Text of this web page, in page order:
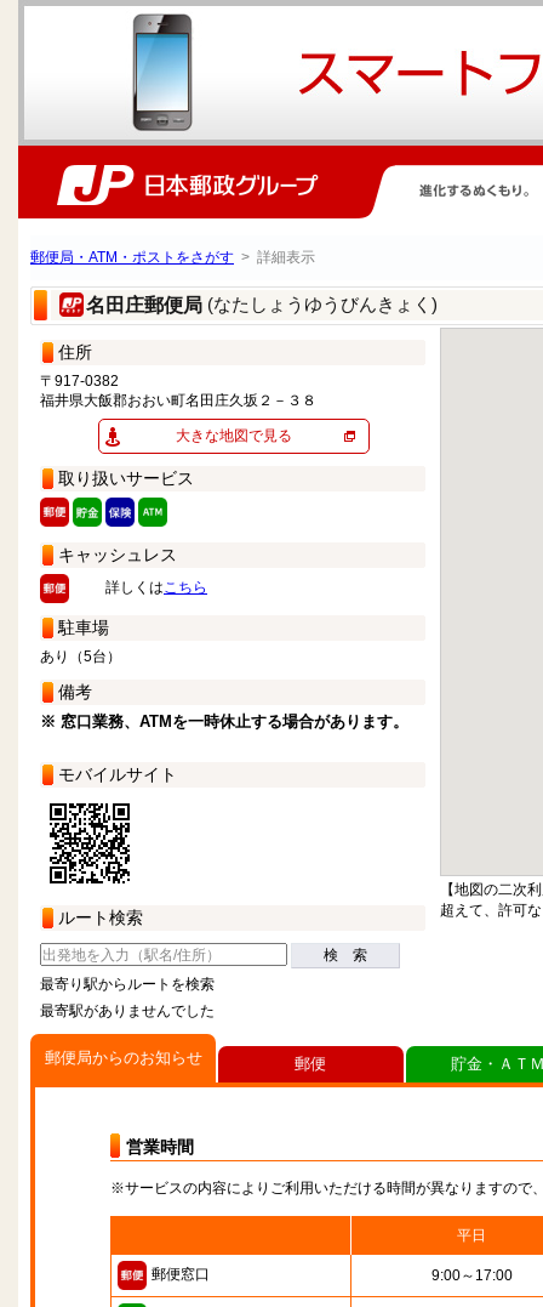
郵便局・ATM・ポストをさがす > 詳細表示
名田庄郵便局 (なたしょうゆうびんきょく)
住所
〒917-0382
福井県大飯郡おおい町名田庄久坂２－３８
大きな地図で見る
取り扱いサービス
キャッシュレス
詳しくはこちら
駐車場
あり（5台）
備考
※ 窓口業務、ATMを一時休止する場合があります。
モバイルサイト
ルート検索
検 索
最寄り駅からルートを検索
最寄駅がありませんでした
【地図の二次
超えて、許可
郵便局からのお知らせ
営業時間
※サービスの内容によりご利用いただける時間が異なりますので
平日
郵便窓口 9:00～17:00
郵便 貯金・ＡＴ